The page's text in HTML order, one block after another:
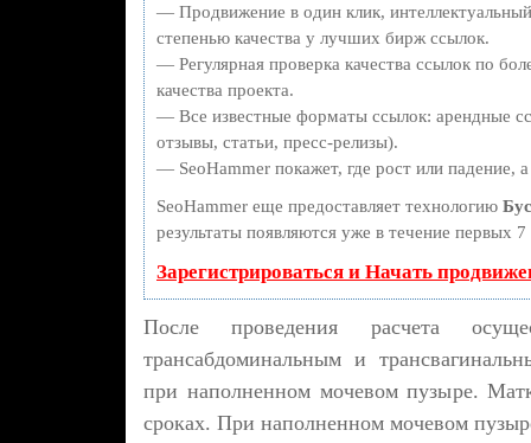
— Продвижение в один клик,
степенью качества у лучших бирж ссылок.
— Регулярная проверка качества ссылок по
качества проекта.
— Все известные форматы ссылок: арендные
отзывы, статьи, пресс-релизы).
— SeoHammer покажет, где рост или падение,
SeoHammer еще предоставляет технологию
результаты появляются уже в течение первых
Зарегистрироваться и Начать
После проведения расчета
трансабдоминальным и
при наполненном мочевом пузыре.
сроках. При наполненном мочевом